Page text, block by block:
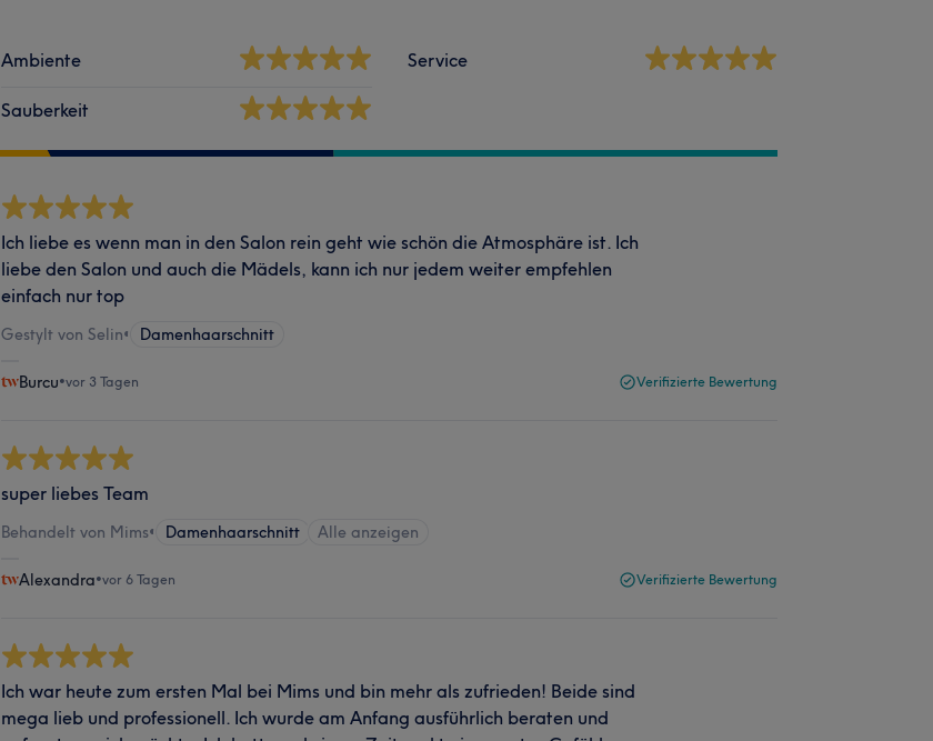
Ambiente
Sauberkeit
Service
Ich liebe es wenn man in den Salon rein geht wie schön die Atmosphäre ist. Ich
liebe den Salon und auch die Mädels, kann ich nur jedem weiter empfehlen
einfach nur top
Gestylt von Selin• Damenhaarschnitt
Burcu•vor 3 Tagen Verifizierte Bewertung
super liebes Team
Behandelt von Mims• Damenhaarschnitt Alle anzeigen
Alexandra•vor 6 Tagen Verifizierte Bewertung
Ich war heute zum ersten Mal bei Mims und bin mehr als zufrieden! Beide sind
mega lieb und professionell. Ich wurde am Anfang ausführlich beraten und